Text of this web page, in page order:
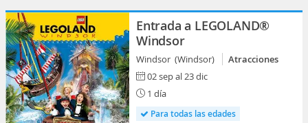
Entrada a LEGOLAND®
Windsor
Windsor (Windsor)
Atracciones
02 sep al 23 dic
1 día
Para todas las edades